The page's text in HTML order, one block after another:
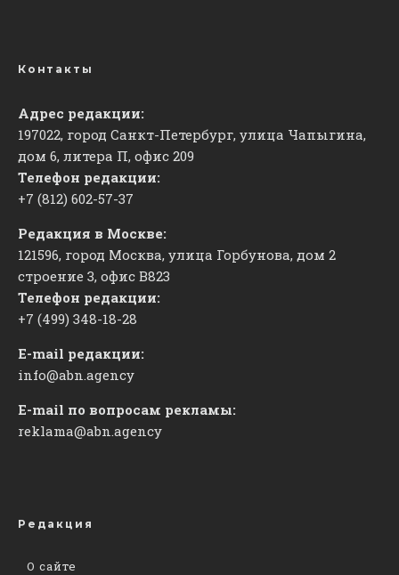
Контакты
Адрес редакции:
197022, город Санкт-Петербург, улица Чапыгина,
дом 6, литера П, офис 209
Телефон редакции:
+7 (812) 602-57-37
Редакция в Москве:
121596, город Москва, улица Горбунова, дом 2
строение 3, офис ​В823
Телефон редакции:
+7 (499) 348-18-28
E-mail редакции:
info@abn.agency
E-mail по вопросам рекламы:
reklama@abn.agency
Редакция
О сайте